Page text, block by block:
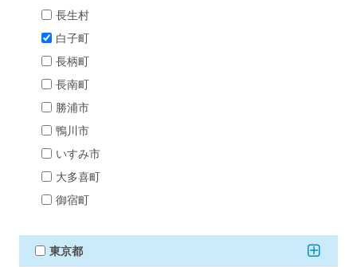
長生村
白子町
長柄町
長南町
勝浦市
鴨川市
いすみ市
大多喜町
御宿町
東京都